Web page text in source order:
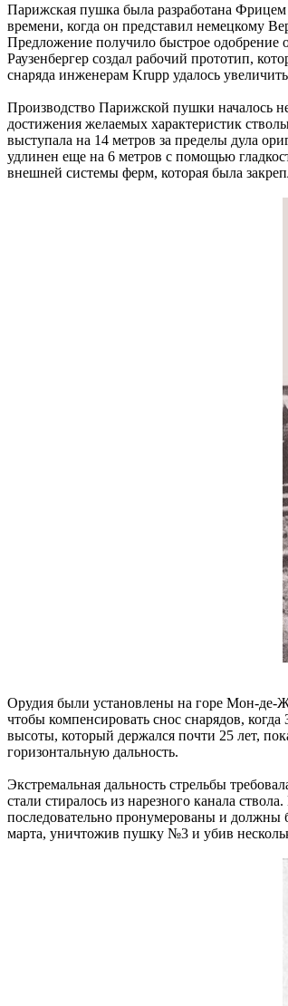
Парижская пушка была разработана Фрицем
времени, когда он представил немецкому
Предложение получило быстрое одобрение
Раузенбергер создал рабочий прототип,
снаряда инженерам Krupp удалось
Производство Парижской пушки началось
достижения желаемых характеристик
выступала на 14 метров за пределы дула
удлинен еще на 6 метров с помощью
внешней системы ферм, которая была
Орудия были установлены на горе Мон-де-
чтобы компенсировать снос снарядов,
высоты, который держался почти 25 лет,
горизонтальную дальность.
Экстремальная дальность стрельбы
стали стиралось из нарезного канала
последовательно пронумерованы и должны
марта, уничтожив пушку №3 и убив